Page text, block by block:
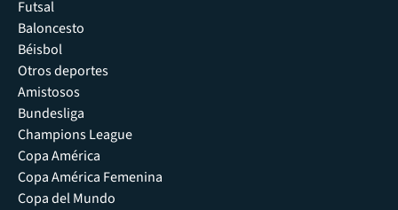
Futsal
Baloncesto
Béisbol
Otros deportes
Amistosos
Bundesliga
Champions League
Copa América
Copa América Femenina
Copa del Mundo